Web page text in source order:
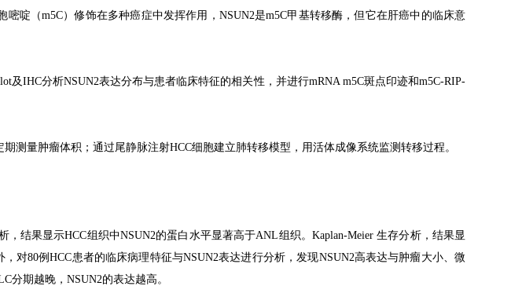
嘧啶（m5C）修饰在多种癌症中发挥作用， NSUN2是m5C甲基转移酶，但它在肝癌中的临床意
及IHC分析NSUN2表达分布与患者临床特征的相关性，并进行mRNA m5C斑点印迹和m5C-RIP-
测量肿瘤体积；通过尾静脉注射HCC细胞建立肺转移模型，用活体成像系统监测转移过程。
，结果显示HCC组织中NSUN2的蛋白水平显著高于ANL组织。 Kaplan-Meier生存分析，结果显
，对80例HCC患者的临床病理特征与NSUN2表达进行分析，发现NSUN2高表达与肿瘤大小、微
分期越晚， NSUN2的表达越高。